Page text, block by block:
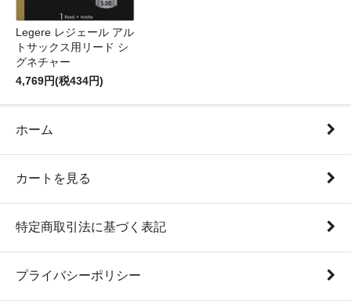
Legere レジェール アル
トサックス用リード シ
グネチャー
4,769円(税434円)
ホーム
カートを見る
特定商取引法に基づく表記
プライバシーポリシー